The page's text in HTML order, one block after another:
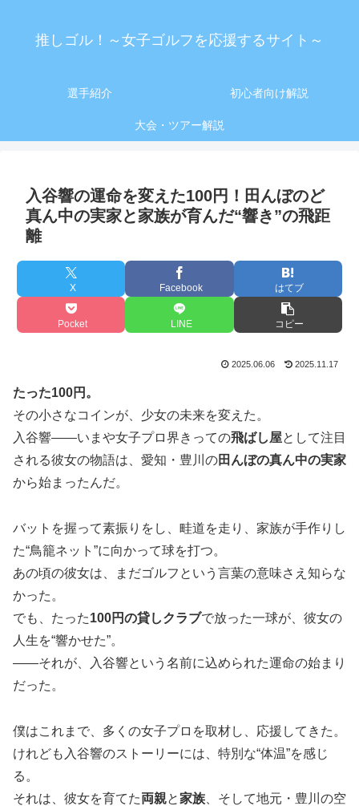
推しゴル！～女子ゴルフを応援するサイト～
選手紹介 初心者向け解説
大会・ツアー解説
入谷響の運命を変えた100円！田んぼのど
真ん中の実家と家族が育んだ“響き”の飛距
離
X Facebook はてブ
Pocket LINE コピー
2025.06.06 2025.11.17
たった100円。
その小さなコインが、少女の未来を変えた。
入谷響――いまや女子プロ界きっての飛ばし屋として注目
される彼女の物語は、愛知・豊川の田んぼの真ん中の実家
から始まったんだ。
バットを握って素振りをし、畦道を走り、家族が手作りし
た“鳥籠ネット”に向かって球を打つ。
あの頃の彼女は、まだゴルフという言葉の意味さえ知らな
かった。
でも、たった100円の貸しクラブで放った一球が、彼女の
人生を“響かせた”。
――それが、入谷響という名前に込められた運命の始まり
だった。
僕はこれまで、多くの女子プロを取材し、応援してきた。
けれども入谷響のストーリーには、特別な“体温”を感じ
る。
それは、彼女を育てた両親と家族 、そして地元・豊川の空